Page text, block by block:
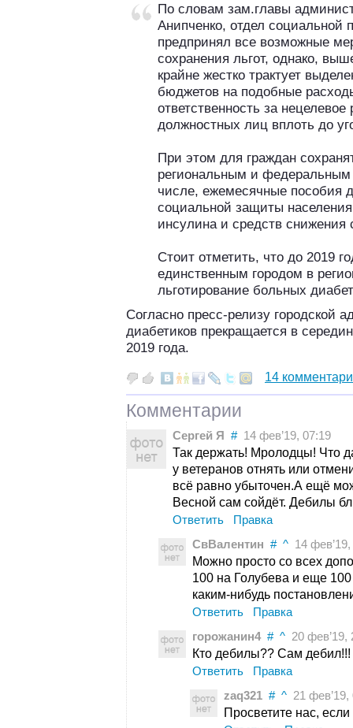
По словам зам.главы
Анипченко, отдел социальной
предпринял все возможные
сохранения льгот, однако,
крайне жестко трактует
бюджетов на подобные
ответственность за
должностных лиц вплоть до
При этом для граждан
региональным и федеральным
числе, ежемесячные пособия
социальной защиты
инсулина и средств снижения
Стоит отметить, что до 2019
единственным городом в
льготирование больных
Согласно пресс-релизу городской
диабетиков прекращается в
2019 года.
14
Комментарии
Сергей Я #14 фев’19, 07:19
Так держать! Мролодцы! Что
у ветеранов отнять или
всё равно убыточен.А ещё
Весной сам сойдёт. Дебилы
Ответить
Правка
СвВалентин # ^ 14
Можно просто со всех
100 на Голубева и еще
каким-нибудь
Ответить
Правка
горожанин4 # ^ 20 фев’19,
Кто дебилы?? Сам дебил!!!
Ответить
Правка
zaq321 # ^ 21 фев’19,
Просветите нас,